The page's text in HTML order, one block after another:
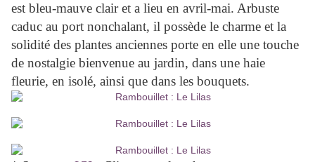
est bleu-mauve clair et a lieu en avril-mai. Arbuste
caduc au port nonchalant, il possède le charme et la
solidité des plantes anciennes porte en elle une touche
de nostalgie bienvenue au jardin, dans une haie
fleurie, en isolé, ainsi que dans les bouquets.